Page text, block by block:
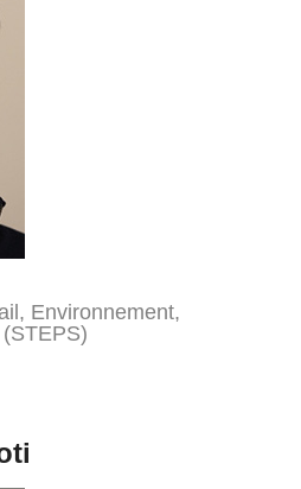
Environnement,